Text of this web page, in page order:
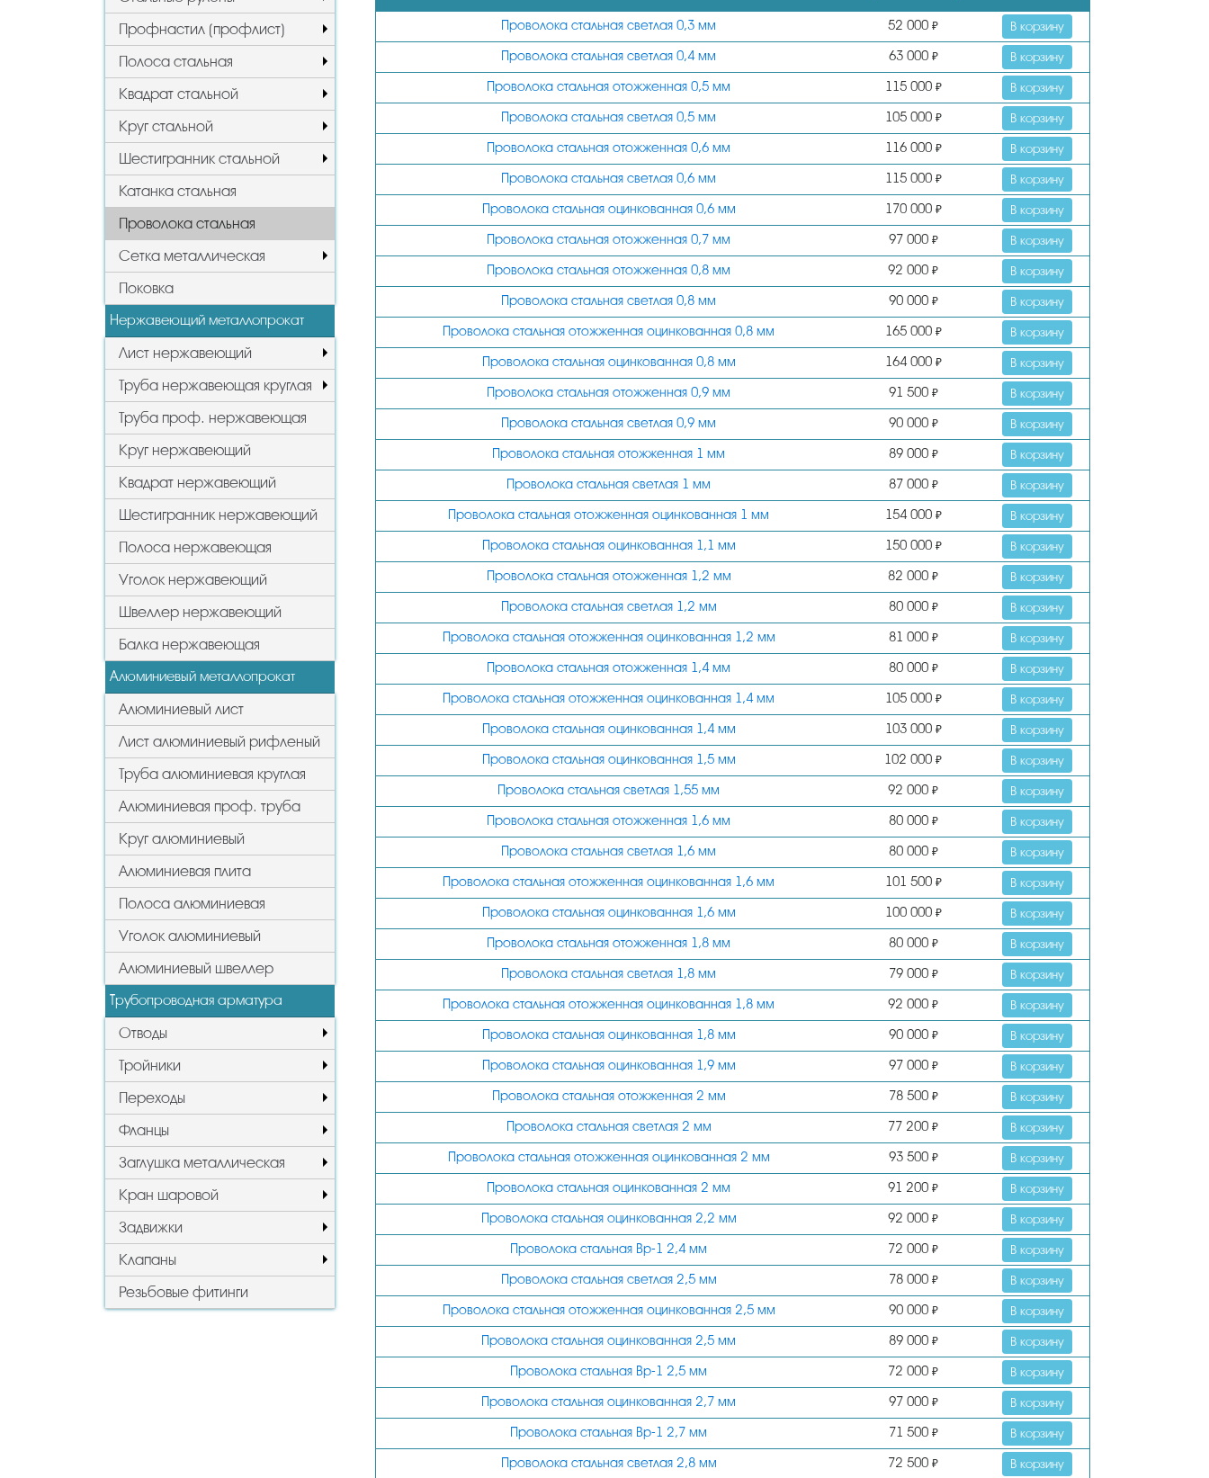
Профнастил (профлист)
Полоса стальная
Квадрат стальной
Круг стальной
Шестигранник стальной
Катанка стальная
Проволока стальная
Сетка металлическая
Поковка
Нержавеющий металлопрокат
Лист нержавеющий
Труба нержавеющая круглая
Труба проф. нержавеющая
Круг нержавеющий
Квадрат нержавеющий
Шестигранник нержавеющий
Полоса нержавеющая
Уголок нержавеющий
Швеллер нержавеющий
Балка нержавеющая
Алюминиевый металлопрокат
Алюминиевый лист
Лист алюминиевый рифленый
Труба алюминиевая круглая
Алюминиевая проф. труба
Круг алюминиевый
Алюминиевая плита
Полоса алюминиевая
Уголок алюминиевый
Алюминиевый швеллер
Трубопроводная арматура
Отводы
Тройники
Переходы
Фланцы
Заглушка металлическая
Кран шаровой
Задвижки
Клапаны
Резьбовые фитинги
0,9
0,8
0,7
0,6
0,5
1
1,1
1,2
1,4
1,5
1,55
1,6
1,8
1,9
2,8
2,7
2,4
2,2
2
2,5
3,8
3,7
3,5
3,4
3,2
3
4
4,4
4,5
4,7
4,8
5
6
7
Проволока стальная светлая 0,3 мм 52 000 ₽ В корзину
Проволока стальная светлая 0,4 мм 63 000 ₽ В корзину
Проволока стальная отожженная 0,5 мм 115 000 ₽ В корзину
Проволока стальная светлая 0,5 мм 105 000 ₽ В корзину
Проволока стальная отожженная 0,6 мм 116 000 ₽ В корзину
Проволока стальная светлая 0,6 мм 115 000 ₽ В корзину
Проволока стальная оцинкованная 0,6 мм 170 000 ₽ В корзину
Проволока стальная отожженная 0,7 мм 97 000 ₽ В корзину
Проволока стальная отожженная 0,8 мм 92 000 ₽ В корзину
Проволока стальная светлая 0,8 мм 90 000 ₽ В корзину
Проволока стальная отожженная оцинкованная 0,8 мм 165 000 ₽ В корзину
Проволока стальная оцинкованная 0,8 мм 164 000 ₽ В корзину
Проволока стальная отожженная 0,9 мм 91 500 ₽ В корзину
Проволока стальная светлая 0,9 мм 90 000 ₽ В корзину
Проволока стальная отожженная 1 мм 89 000 ₽ В корзину
Проволока стальная светлая 1 мм 87 000 ₽ В корзину
Проволока стальная отожженная оцинкованная 1 мм 154 000 ₽ В корзину
Проволока стальная оцинкованная 1,1 мм 150 000 ₽ В корзину
Проволока стальная отожженная 1,2 мм 82 000 ₽ В корзину
Проволока стальная светлая 1,2 мм 80 000 ₽ В корзину
Проволока стальная отожженная оцинкованная 1,2 мм 81 000 ₽ В корзину
Проволока стальная отожженная 1,4 мм 80 000 ₽ В корзину
Проволока стальная отожженная оцинкованная 1,4 мм 105 000 ₽ В корзину
Проволока стальная оцинкованная 1,4 мм 103 000 ₽ В корзину
Проволока стальная оцинкованная 1,5 мм 102 000 ₽ В корзину
Проволока стальная светлая 1,55 мм 92 000 ₽ В корзину
Проволока стальная отожженная 1,6 мм 80 000 ₽ В корзину
Проволока стальная светлая 1,6 мм 80 000 ₽ В корзину
Проволока стальная отожженная оцинкованная 1,6 мм 101 500 ₽ В корзину
Проволока стальная оцинкованная 1,6 мм 100 000 ₽ В корзину
Проволока стальная отожженная 1,8 мм 80 000 ₽ В корзину
Проволока стальная светлая 1,8 мм 79 000 ₽ В корзину
Проволока стальная отожженная оцинкованная 1,8 мм 92 000 ₽ В корзину
Проволока стальная оцинкованная 1,8 мм 90 000 ₽ В корзину
Проволока стальная оцинкованная 1,9 мм 97 000 ₽ В корзину
Проволока стальная отожженная 2 мм 78 500 ₽ В корзину
Проволока стальная светлая 2 мм 77 200 ₽ В корзину
Проволока стальная отожженная оцинкованная 2 мм 93 500 ₽ В корзину
Проволока стальная оцинкованная 2 мм 91 200 ₽ В корзину
Проволока стальная оцинкованная 2,2 мм 92 000 ₽ В корзину
Проволока стальная Вр-1 2,4 мм 72 000 ₽ В корзину
Проволока стальная светлая 2,5 мм 78 000 ₽ В корзину
Проволока стальная отожженная оцинкованная 2,5 мм 90 000 ₽ В корзину
Проволока стальная оцинкованная 2,5 мм 89 000 ₽ В корзину
Проволока стальная Вр-1 2,5 мм 72 000 ₽ В корзину
Проволока стальная оцинкованная 2,7 мм 97 000 ₽ В корзину
Проволока стальная Вр-1 2,7 мм 71 500 ₽ В корзину
Проволока стальная светлая 2,8 мм 72 500 ₽ В корзину